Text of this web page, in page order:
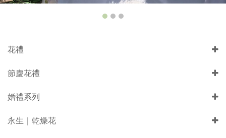
花禮
節慶花禮
婚禮系列
永生｜乾燥花